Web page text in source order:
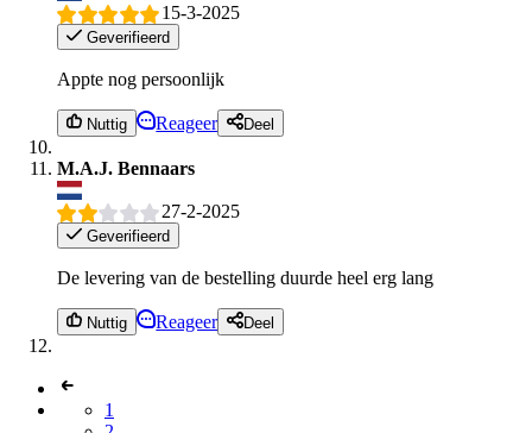
15-3-2025
Geverifieerd
Appte nog persoonlijk
Nuttig Reageer Deel
M.A.J. Bennaars
27-2-2025
Geverifieerd
De levering van de bestelling duurde heel erg lang
Nuttig Reageer Deel
1